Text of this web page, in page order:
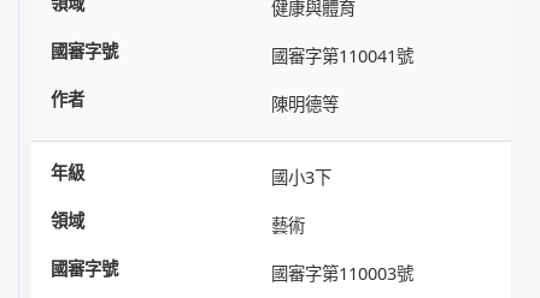
健康與體育
國審字第110041號
陳明德等
國小3下
藝術
國審字第110003號